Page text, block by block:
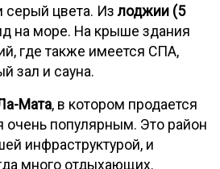
серый цвета. Из лоджии (5
на море. На крыше здания
где также имеется СПА,
зал и сауна.
Мата, в котором продается
очень популярным. Это район
инфраструктурой, и
много отдыхающих.